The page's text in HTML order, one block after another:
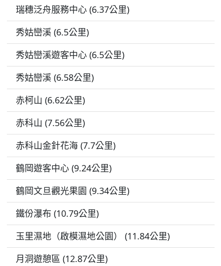
瑞穗泛舟服務中心 (6.37公里)
秀姑巒溪 (6.5公里)
秀姑巒溪遊客中心 (6.5公里)
秀姑巒溪 (6.58公里)
赤柯山 (6.62公里)
赤科山 (7.56公里)
赤科山金針花海 (7.7公里)
鶴岡遊客中心 (9.24公里)
鶴岡文旦觀光果園 (9.34公里)
鐵份瀑布 (10.79公里)
玉里濕地（啟模濕地公園） (11.84公里)
月洞遊憩區 (12.87公里)